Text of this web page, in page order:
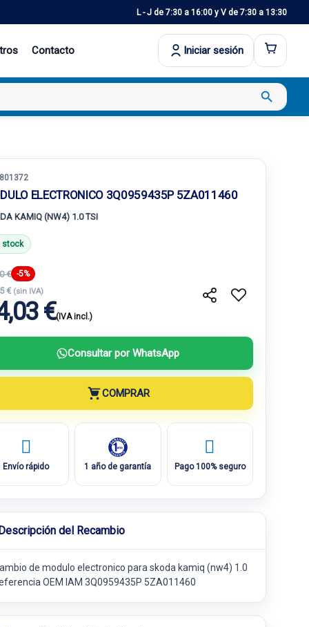
L - J de 7:30 a 16:00 y V de 7:30 a 13:30
Contacto Iniciar sesión
search
ELECTRONICO 3Q0959435P 5ZA011460
KAMIQ (NW4) 1.0 TSI
stock
€ -5%
€ (sin IVA)
€(IVA incl.)
Consultar por WhatsApp
COMPRAR
Envío rápido 1 año de garantía Pago 100% seguro
del Recambio
de modulo electronico para skoda kamiq (nw4) 1.0
OEM IAM 3Q0959435P 5ZA011460